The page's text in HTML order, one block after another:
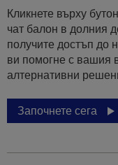
Кликнете върху
чат балон в долния
получите достъп до
ви помогне с вашия
алтернативни
Започнете сега